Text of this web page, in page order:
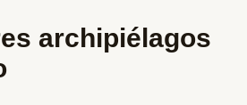
archipiélagos